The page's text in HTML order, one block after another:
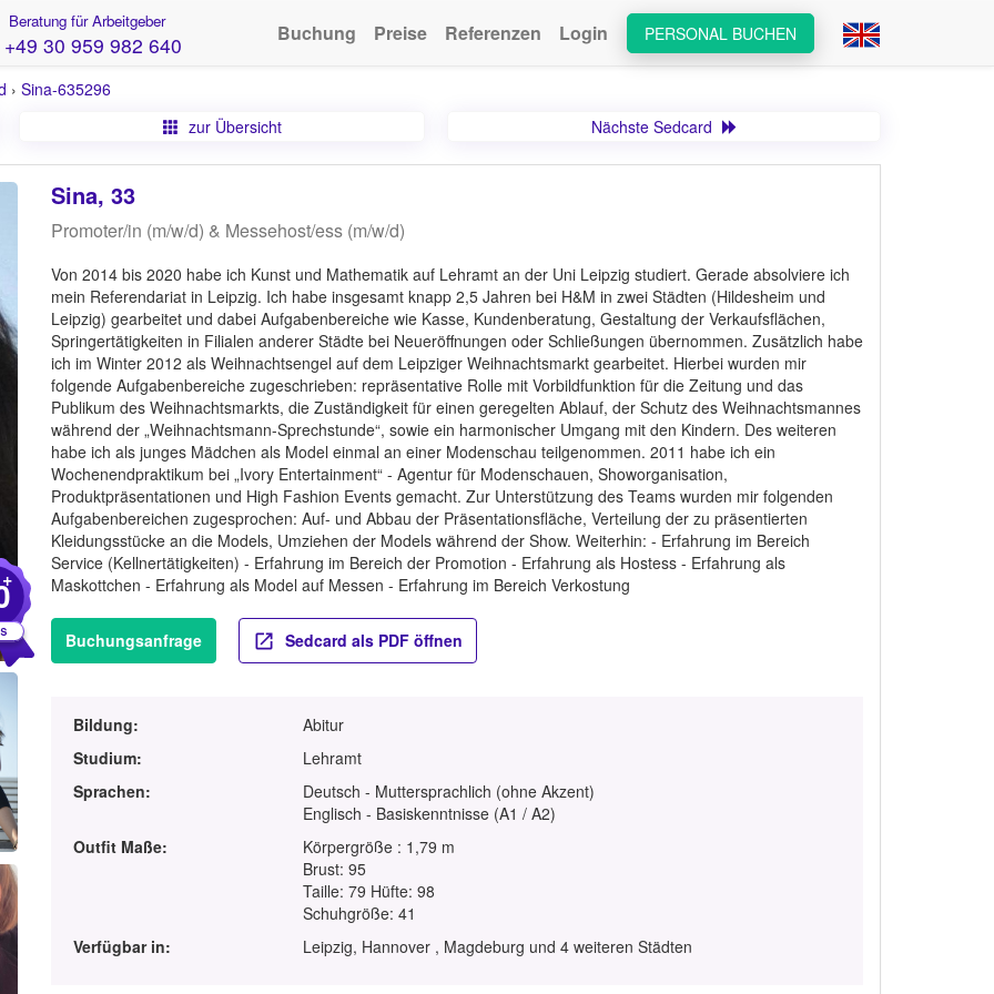
Beratung für Arbeitgeber
+49 30 959 982 640 PERSONAL BUCHEN
Buchung Preise Referenzen Login
› Sina-635296
zur Übersicht
Nächste Sedcard
+
Sina, 33
Promoter/in (m/w/d) & Messehost/ess (m/w/d)
Von 2014 bis 2020 habe ich Kunst und Mathematik auf Lehramt an der Uni Leipzig studiert. Gerade absolviere ich
mein Referendariat in Leipzig. Ich habe insgesamt knapp 2,5 Jahren bei H&M in zwei Städten (Hildesheim und
Leipzig) gearbeitet und dabei Aufgabenbereiche wie Kasse, Kundenberatung, Gestaltung der Verkaufsflächen,
Springertätigkeiten in Filialen anderer Städte bei Neueröffnungen oder Schließungen übernommen. Zusätzlich habe
ich im Winter 2012 als Weihnachtsengel auf dem Leipziger Weihnachtsmarkt gearbeitet. Hierbei wurden mir
folgende Aufgabenbereiche zugeschrieben: repräsentative Rolle mit Vorbildfunktion für die Zeitung und das
Publikum des Weihnachtsmarkts, die Zuständigkeit für einen geregelten Ablauf, der Schutz des Weihnachtsmannes
während der „Weihnachtsmann-Sprechstunde“, sowie ein harmonischer Umgang mit den Kindern. Des weiteren
habe ich als junges Mädchen als Model einmal an einer Modenschau teilgenommen. 2011 habe ich ein
Wochenendpraktikum bei „Ivory Entertainment“ - Agentur für Modenschauen, Showorganisation,
Produktpräsentationen und High Fashion Events gemacht. Zur Unterstützung des Teams wurden mir folgenden
Aufgabenbereichen zugesprochen: Auf- und Abbau der Präsentationsfläche, Verteilung der zu präsentierten
Kleidungsstücke an die Models, Umziehen der Models während der Show. Weiterhin: - Erfahrung im Bereich
Service (Kellnertätigkeiten) - Erfahrung im Bereich der Promotion - Erfahrung als Hostess - Erfahrung als
Maskottchen - Erfahrung als Model auf Messen - Erfahrung im Bereich Verkostung
Buchungsanfrage Sedcard als PDF öffnen
Bildung:
Abitur
Studium:
Lehramt
Sprachen:
Deutsch - Muttersprachlich (ohne Akzent)
Englisch - Basiskenntnisse (A1 / A2)
Outfit Maße:
Körpergröße : 1,79 m
Brust: 95
Taille: 79 Hüfte: 98
Schuhgröße: 41
Verfügbar in:
Leipzig, Hannover , Magdeburg und 4 weiteren Städten